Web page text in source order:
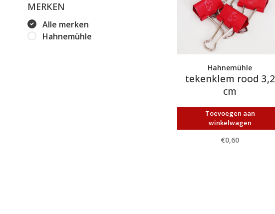
MERKEN
Alle merken
Hahnemühle
Hahnemühle
tekenklem rood 3,2
cm
Toevoegen aan
winkelwagen
€0,60